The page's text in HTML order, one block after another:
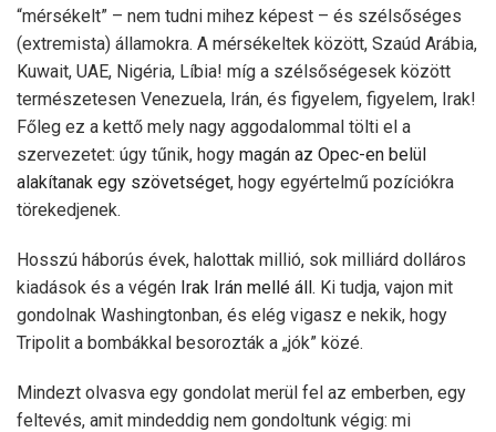
“mérsékelt” – nem tudni mihez képest – és szélsőséges
(extremista) államokra. A mérsékeltek között, Szaúd Arábia,
Kuwait, UAE, Nigéria, Líbia! míg a szélsőségesek között
természetesen Venezuela, Irán, és figyelem, figyelem, Irak!
Főleg ez a kettő mely nagy aggodalommal tölti el a
szervezetet: úgy tűnik, hogy magán az Opec-en belül
alakítanak egy szövetséget, hogy egyértelmű pozíciókra
törekedjenek.
Hosszú háborús évek, halottak millió, sok milliárd dolláros
kiadások és a végén Irak Irán mellé áll. Ki tudja, vajon mit
gondolnak Washingtonban, és elég vigasz e nekik, hogy
Tripolit a bombákkal besorozták a „jók” közé.
Mindezt olvasva egy gondolat merül fel az emberben, egy
feltevés, amit mindeddig nem gondoltunk végig: mi